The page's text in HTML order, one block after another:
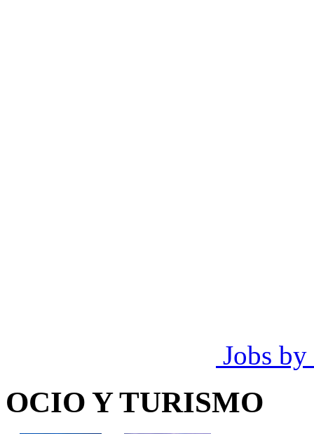
Jobs by
OCIO Y TURISMO